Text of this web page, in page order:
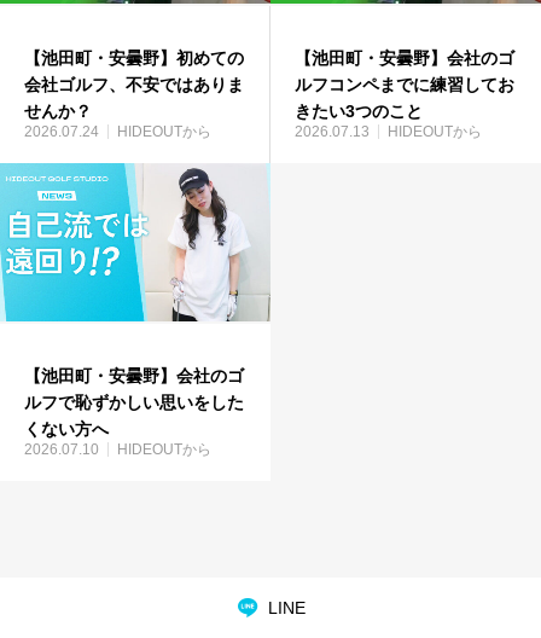
【池田町・安曇野】初めての
会社ゴルフ、不安ではありま
せんか？
2026.07.24 HIDEOUTから
【池田町・安曇野】会社のゴ
ルフコンペまでに練習してお
きたい3つのこと
2026.07.13 HIDEOUTから
【池田町・安曇野】会社のゴ
ルフで恥ずかしい思いをした
くない方へ
2026.07.10 HIDEOUTから
LINE